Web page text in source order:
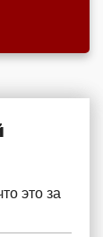
это за